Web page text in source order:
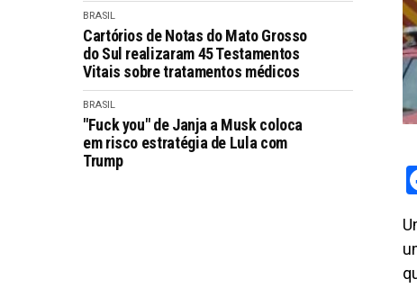
BRASIL
Cartórios de Notas do Mato Grosso
do Sul realizaram 45 Testamentos
Vitais sobre tratamentos médicos
BRASIL
"Fuck you" de Janja a Musk coloca
em risco estratégia de Lula com
Trump